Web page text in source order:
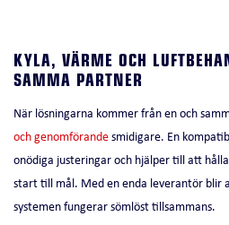
KYLA, VÄRME OCH
SAMMA PARTNER
När lösningarna kommer från en och
och genomförandesmidigare. En
onödiga justeringar och hjälper till att
start till mål. Med en enda leverantör blir
systemen fungerar sömlöst tillsammans.